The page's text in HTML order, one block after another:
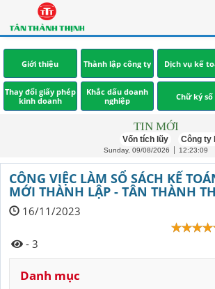
Giới thiệu Thành lập công ty Dịch vụ kế
Thay đổi giấy phép
kinh doanh
Khắc dấu doanh
nghiệp
Chữ ký số
TIN MỚI
Vốn tích lũy Công ty hợp
Sunday, 09/08/2026 12:23:11
CÔNG VIỆC LÀM SỔ SÁCH KẾ
MỚI THÀNH LẬP - TÂN THÀNH
16/11/2023
- 3
Danh mục